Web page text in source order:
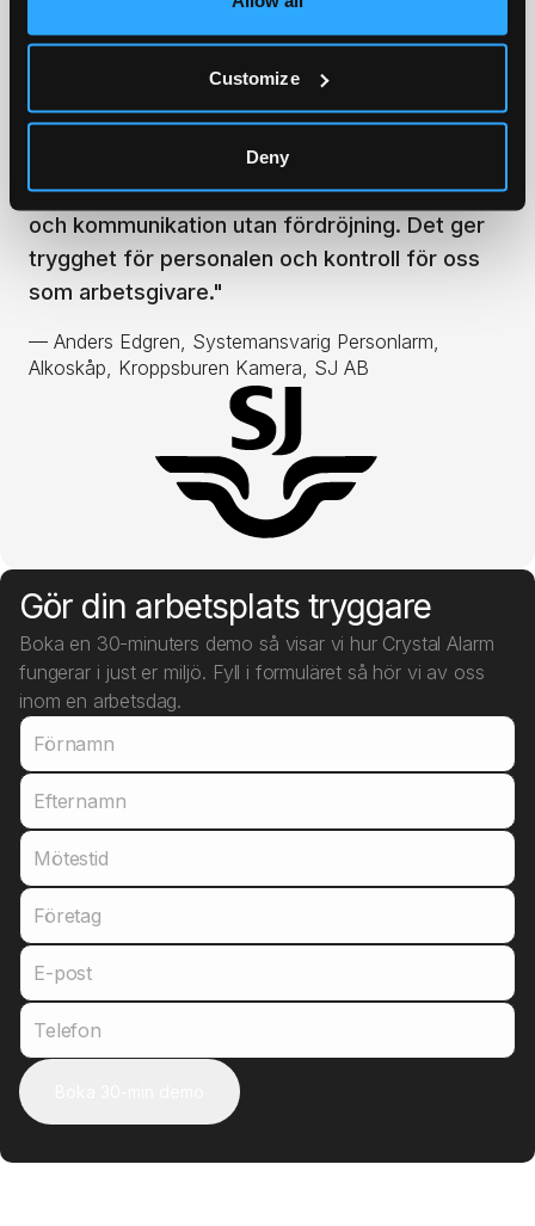
Customize
Deny
Down" funktionalitet när vår personal utför
riskfyllda arbetsmoment där det finns risk för
olycka . Larmet går direkt till vår interna
larmcentral och kollegor, och vi får position
och kommunikation utan fördröjning. Det ger
trygghet för personalen och kontroll för oss
som arbetsgivare."
— Anders Edgren, Systemansvarig Personlarm,
Alkoskåp, Kroppsburen Kamera, SJ AB
Gör din arbetsplats tryggare
Boka en 30-minuters demo så visar vi hur Crystal Alarm
fungerar i just er miljö. Fyll i formuläret så hör vi av oss
inom en arbetsdag.
Förnamn
Efternamn
Mötestid
Företag
E-post
Telefon